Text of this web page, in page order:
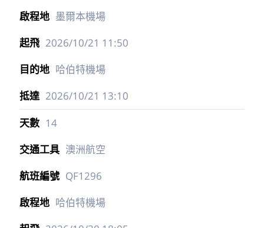
墨爾本機場
2026/10/21 11:50
哈伯特機場
2026/10/21 13:10
14
澳洲航空
QF1296
哈伯特機場